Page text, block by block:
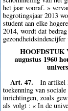
het jaar vooraf. »
begrotingsjaar 2013
student aan elke
2014, wordt dat
HOOFDSTUK
augustus 1960
Art. 47.
In artikel
toekenning van
inrichtingen, zoals
als volgt : « In de